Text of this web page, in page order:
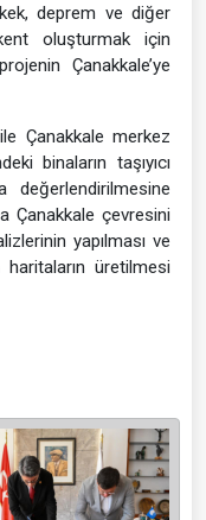
deprem ve diğer
oluşturmak için
Çanakkale’ye
Çanakkale merkez
binaların taşıyıcı
değerlendirilmesine
Çanakkale çevresini
yapılması ve
üretilmesi